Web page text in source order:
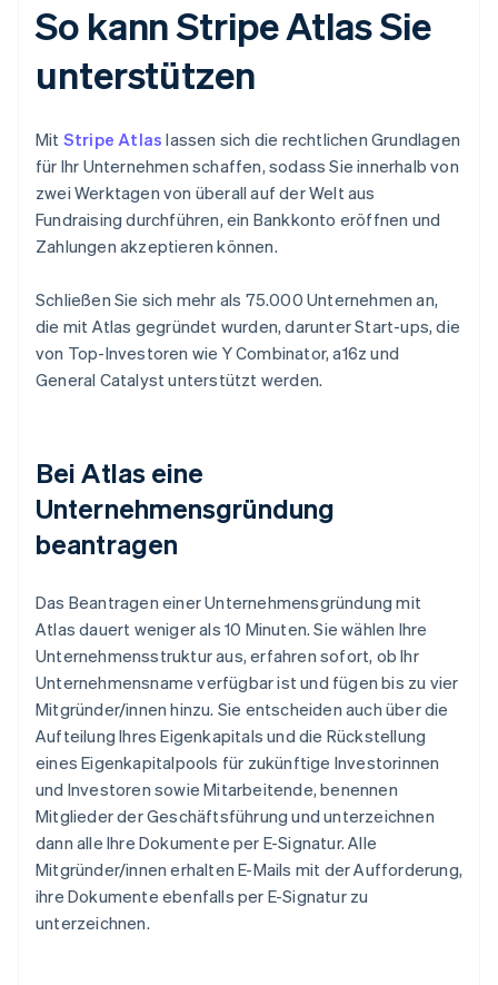
So kann Stripe Atlas Sie
unterstützen
Mit Stripe Atlas lassen sich die rechtlichen Grundlagen
für Ihr Unternehmen schaffen, sodass Sie innerhalb von
zwei Werktagen von überall auf der Welt aus
Fundraising durchführen, ein Bankkonto eröffnen und
Zahlungen akzeptieren können.
Schließen Sie sich mehr als 75.000 Unternehmen an,
die mit Atlas gegründet wurden, darunter Start-ups, die
von Top-Investoren wie Y Combinator, a16z und
General Catalyst unterstützt werden.
Bei Atlas eine
Unternehmensgründung
beantragen
Das Beantragen einer Unternehmensgründung mit
Atlas dauert weniger als 10 Minuten. Sie wählen Ihre
Unternehmensstruktur aus, erfahren sofort, ob Ihr
Unternehmensname verfügbar ist und fügen bis zu vier
Mitgründer/innen hinzu. Sie entscheiden auch über die
Aufteilung Ihres Eigenkapitals und die Rückstellung
eines Eigenkapitalpools für zukünftige Investorinnen
und Investoren sowie Mitarbeitende, benennen
Mitglieder der Geschäftsführung und unterzeichnen
dann alle Ihre Dokumente per E-Signatur. Alle
Mitgründer/innen erhalten E-Mails mit der Aufforderung,
ihre Dokumente ebenfalls per E-Signatur zu
unterzeichnen.